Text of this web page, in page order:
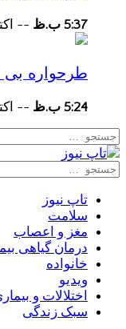
5:37 ب.ظ -- اکتبر
طرحواره بی
5:24 ب.ظ -- اکتبر
تاپ نیوز
سلامت
مغز و اعصاب
درمان گیاهی
خانواده
ویدیو
اختلالات و
سبک زندگی